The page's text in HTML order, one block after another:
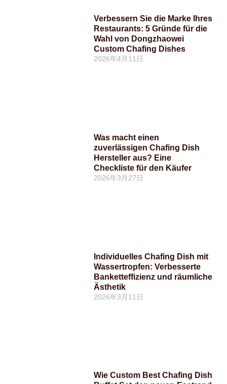
Verbessern Sie die Marke Ihres
Restaurants: 5 Gründe für die
Wahl von Dongzhaowei
Custom Chafing Dishes
2026年4月11日
Was macht einen
zuverlässigen Chafing Dish
Hersteller aus? Eine
Checkliste für den Käufer
2026年3月27日
Individuelles Chafing Dish mit
Wassertropfen: Verbesserte
Banketteffizienz und räumliche
Ästhetik
2026年3月11日
Wie Custom Best Chafing Dish